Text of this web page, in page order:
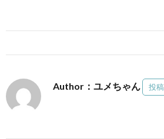
Author：ユメちゃん 投